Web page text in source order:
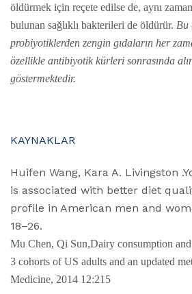
öldürmek için reçete edilse de, aynı
bulunan sağlıklı bakterileri de öldürür. Bu
probiyotiklerden zengin gıdaların her
özellikle antibiyotik kürleri sonrasında
göstermektedir.
KAYNAKLAR
Huifen Wang, Kara A. Livingston
is associated with better diet
profile in American men and
18–26.
Mu Chen, Qi Sun,Dairy consumption
3 cohorts of US adults and an updated
Medicine, 2014 12:215